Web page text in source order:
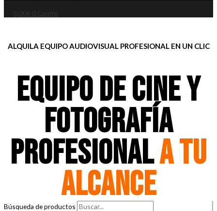
ALQUILA EQUIPO AUDIOVISUAL PROFESIONAL EN UN CLIC
EQUIPO DE CINE Y
FOTOGRAFÍA
PROFESIONALA TU
ALCANCE
Búsqueda de productos